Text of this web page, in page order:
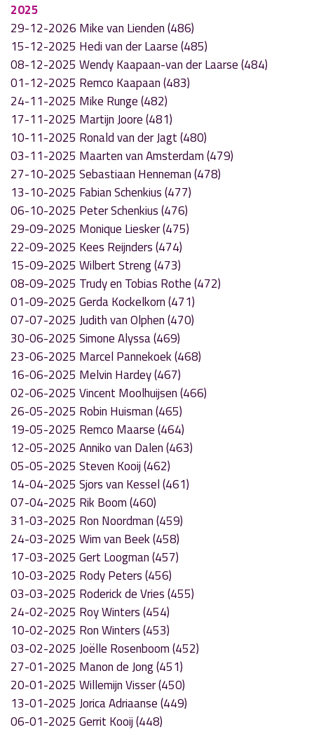
2025
29-12-2026 Mike van Lienden (486)
15-12-2025 Hedi van der Laarse (485)
08-12-2025 Wendy Kaapaan-van der Laarse (484)
01-12-2025 Remco Kaapaan (483)
24-11-2025 Mike Runge (482)
17-11-2025 Martijn Joore (481)
10-11-2025 Ronald van der Jagt (480)
03-11-2025 Maarten van Amsterdam (479)
27-10-2025 Sebastiaan Henneman (478)
13-10-2025 Fabian Schenkius (477)
06-10-2025 Peter Schenkius (476)
29-09-2025 Monique Liesker (475)
22-09-2025 Kees Reijnders (474)
15-09-2025 Wilbert Streng (473)
08-09-2025 Trudy en Tobias Rothe (472)
01-09-2025 Gerda Kockelkorn (471)
07-07-2025 Judith van Olphen (470)
30-06-2025 Simone Alyssa (469)
23-06-2025 Marcel Pannekoek (468)
16-06-2025 Melvin Hardey (467)
02-06-2025 Vincent Moolhuijsen (466)
26-05-2025 Robin Huisman (465)
19-05-2025 Remco Maarse (464)
12-05-2025 Anniko van Dalen (463)
05-05-2025 Steven Kooij (462)
14-04-2025 Sjors van Kessel (461)
07-04-2025 Rik Boom (460)
31-03-2025 Ron Noordman (459)
24-03-2025 Wim van Beek (458)
17-03-2025 Gert Loogman (457)
10-03-2025 Rody Peters (456)
03-03-2025 Roderick de Vries (455)
24-02-2025 Roy Winters (454)
10-02-2025 Ron Winters (453)
03-02-2025 Joëlle Rosenboom (452)
27-01-2025 Manon de Jong (451)
20-01-2025 Willemijn Visser (450)
13-01-2025 Jorica Adriaanse (449)
06-01-2025 Gerrit Kooij (448)